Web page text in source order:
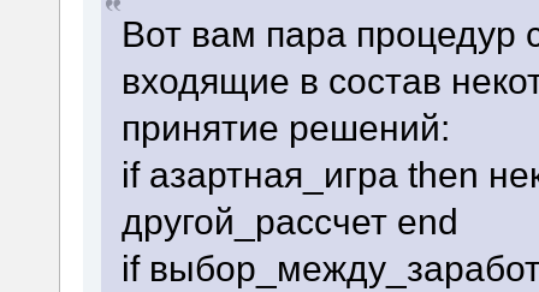
Вот вам пара процедур
входящие в состав
принятие решений:
if азартная_игра then
другой_рассчет end
if